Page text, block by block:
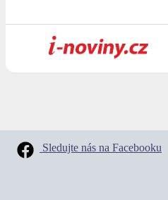
Sledujte nás na Facebooku